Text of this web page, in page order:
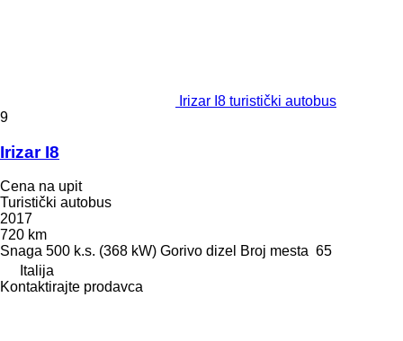
Irizar I8 turistički autobus
9
Irizar I8
Cena na upit
Turistički autobus
2017
720 km
Snaga 500 k.s. (368 kW) Gorivo dizel Broj mesta 65
Italija
Kontaktirajte prodavca